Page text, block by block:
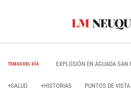
TEMAS DEL DÍA EXPLOSIÓN EN AGUADA SAN
+SALUD +HISTORIAS PUNTOS DE VISTA